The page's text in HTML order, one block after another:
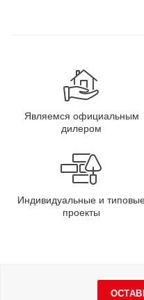
Являемся официальным
дилером
Индивидуальные и
проекты